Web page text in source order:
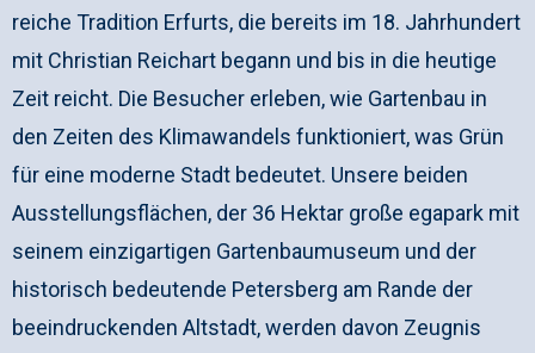
reiche Tradition Erfurts, die bereits im 18. Jahrhundert
mit Christian Reichart begann und bis in die heutige
Zeit reicht. Die Besucher erleben, wie Gartenbau in
den Zeiten des Klimawandels funktioniert, was Grün
für eine moderne Stadt bedeutet. Unsere beiden
Ausstellungsflächen, der 36 Hektar große egapark mit
seinem einzigartigen Gartenbaumuseum und der
historisch bedeutende Petersberg am Rande der
beeindruckenden Altstadt, werden davon Zeugnis